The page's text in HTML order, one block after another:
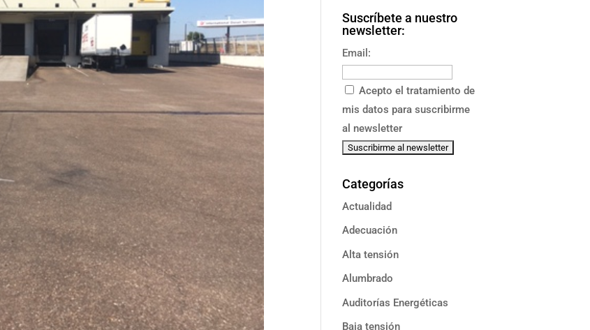
Suscríbete a nuestro
newsletter:
Email:
Acepto el tratamiento de
mis datos para suscribirme
al newsletter
Categorías
Actualidad
Adecuación
Alta tensión
Alumbrado
Auditorías Energéticas
Baja tensión